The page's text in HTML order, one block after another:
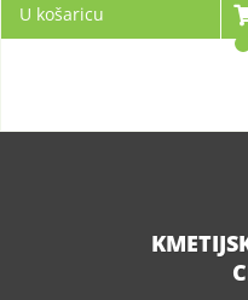
U košaricu